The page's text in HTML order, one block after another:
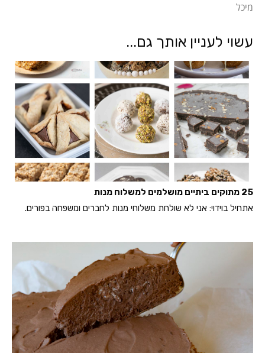
מיכל
עשוי לעניין אותך גם...
25 מתוקים ביתיים מושלמים למשלוח מנות
אתחיל בוידוי: אני לא שולחת משלוחי מנות לחברים ומשפחה בפורים.